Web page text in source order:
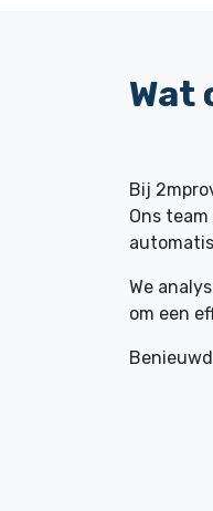
Wat
Bij
Ons
We
om een